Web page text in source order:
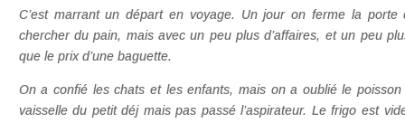
C’est marrant un départ en voyage. Un jour on ferme la
chercher du pain, mais avec un peu plus d’affaires, et un peu
que le prix d’une baguette.
On a confié les chats et les enfants, mais on a oublié le
vaisselle du petit déj mais pas passé l’aspirateur. Le frigo est